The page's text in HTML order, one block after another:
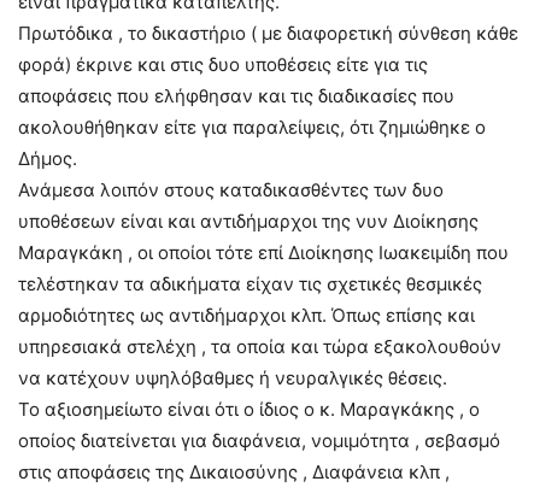
Πρωτόδικα , το δικαστήριο ( με διαφορετική σύνθεση κάθε
φορά) έκρινε και στις δυο υποθέσεις είτε για τις
αποφάσεις που ελήφθησαν και τις διαδικασίες που
ακολουθήθηκαν είτε για παραλείψεις, ότι ζημιώθηκε ο
Δήμος.
Ανάμεσα λοιπόν στους καταδικασθέντες των δυο
υποθέσεων είναι και αντιδήμαρχοι της νυν Διοίκησης
Μαραγκάκη , οι οποίοι τότε επί Διοίκησης Ιωακειμίδη που
τελέστηκαν τα αδικήματα είχαν τις σχετικές θεσμικές
αρμοδιότητες ως αντιδήμαρχοι κλπ. Όπως επίσης και
υπηρεσιακά στελέχη , τα οποία και τώρα εξακολουθούν
να κατέχουν υψηλόβαθμες ή νευραλγικές θέσεις.
Το αξιοσημείωτο είναι ότι ο ίδιος ο κ. Μαραγκάκης , ο
οποίος διατείνεται για διαφάνεια, νομιμότητα , σεβασμό
στις αποφάσεις της Δικαιοσύνης , Διαφάνεια κλπ ,